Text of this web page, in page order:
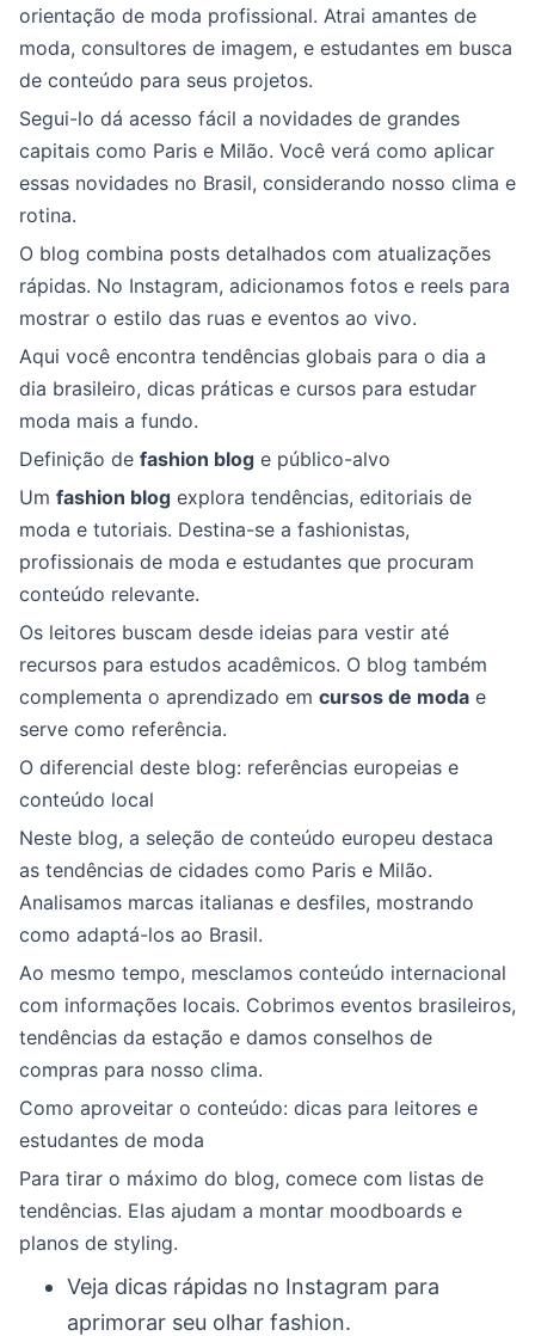
orientação de moda profissional. Atrai amantes de
moda, consultores de imagem, e estudantes em busca
de conteúdo para seus projetos.
Segui-lo dá acesso fácil a novidades de grandes
capitais como Paris e Milão. Você verá como aplicar
essas novidades no Brasil, considerando nosso clima e
rotina.
O blog combina posts detalhados com atualizações
rápidas. No Instagram, adicionamos fotos e reels para
mostrar o estilo das ruas e eventos ao vivo.
Aqui você encontra tendências globais para o dia a
dia brasileiro, dicas práticas e cursos para estudar
moda mais a fundo.
Definição de fashion blog e público-alvo
Um fashion blog explora tendências, editoriais de
moda e tutoriais. Destina-se a fashionistas,
profissionais de moda e estudantes que procuram
conteúdo relevante.
Os leitores buscam desde ideias para vestir até
recursos para estudos acadêmicos. O blog também
complementa o aprendizado em cursos de moda e
serve como referência.
O diferencial deste blog: referências europeias e
conteúdo local
Neste blog, a seleção de conteúdo europeu destaca
as tendências de cidades como Paris e Milão.
Analisamos marcas italianas e desfiles, mostrando
como adaptá-los ao Brasil.
Ao mesmo tempo, mesclamos conteúdo internacional
com informações locais. Cobrimos eventos brasileiros,
tendências da estação e damos conselhos de
compras para nosso clima.
Como aproveitar o conteúdo: dicas para leitores e
estudantes de moda
Para tirar o máximo do blog, comece com listas de
tendências. Elas ajudam a montar moodboards e
planos de styling.
Veja dicas rápidas no Instagram para
aprimorar seu olhar fashion.